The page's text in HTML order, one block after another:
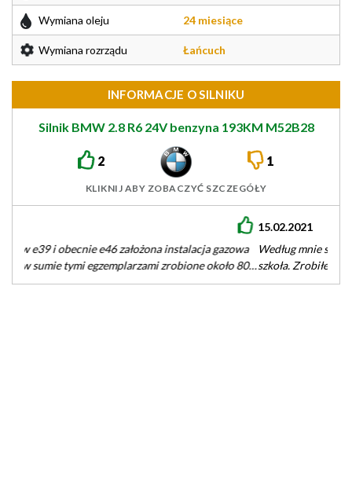
Wymiana oleju 24 miesiące
Wymiana rozrządu Łańcuch
INFORMACJE O SILNIKU
Silnik BMW 2.8 R6 24V benzyna 193KM M52B28
2 1
KLIKNIJ ABY ZOBACZYĆ SZCZEGÓŁY
Według mnie silnik kapitalny, wykonanie jak to mówią stara
szkoła. Zrobiłem na nim 80 000 tyś bez żadnych problemów,
nigdy…